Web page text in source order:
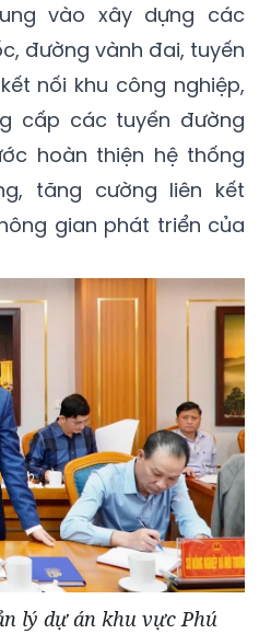
vào xây dựng các
đường vành đai, tuyến
nối khu công nghiệp,
cấp các tuyến đường
hoàn thiện hệ thống
tăng cường liên kết
gian phát triển của
lý dự án khu vực Phú